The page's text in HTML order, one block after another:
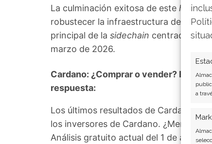
a
La culminación exitosa de este hard
robustecer la infraestructura de cara
principal de la sidechain centrada en
marzo de 2026.
Cardano: ¿Comprar o vender? El
respuesta:
Los últimos resultados de Cardano
los inversores de Cardano. ¿Merece la
Análisis gratuito actual del 1 de